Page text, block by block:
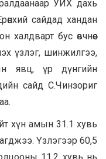
УИХ дахь
сайдад хандан
бус өвчнөөс
үзлэг, шинжилгээ,
явц, үр дүнгийн
сайд С.Чинзориг
хүн амын 31.1 хувь
Үзлэгээр 60,5